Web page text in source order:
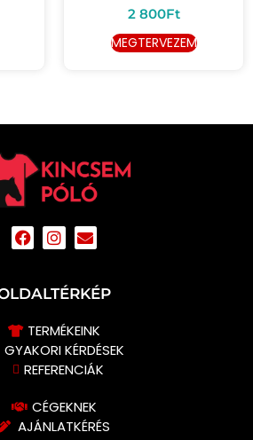
2 800Ft
MEGTERVEZEM
TERMÉKEINK
GYAKORI KÉRDÉSEK
REFERENCIÁK
CÉGEKNEK
AJÁNLATKÉRÉS